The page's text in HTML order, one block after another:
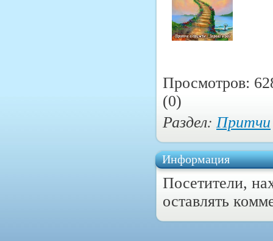
Просмотров:
(0)
Раздел:Притчи
Информация
Посетители,
оставлять